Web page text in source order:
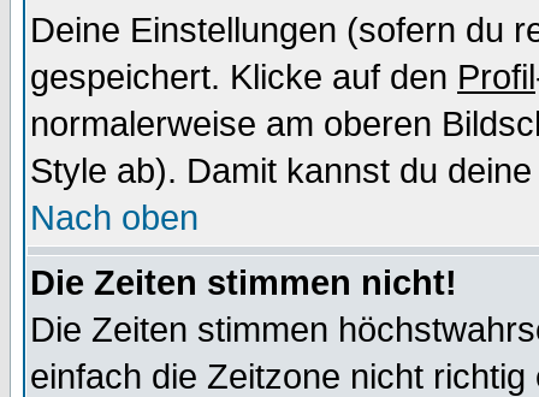
Deine Einstellungen (sofern du
gespeichert. Klicke auf den Profil
normalerweise am oberen
Style ab). Damit kannst du
Nach oben
Die Zeiten stimmen nicht!
Die Zeiten stimmen
einfach die Zeitzone nicht